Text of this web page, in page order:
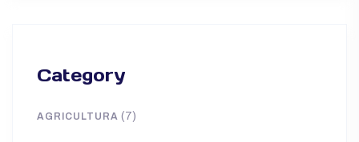
Category
AGRICULTURA (7)